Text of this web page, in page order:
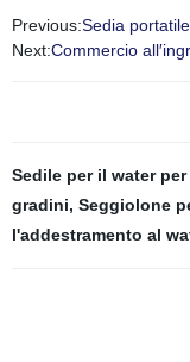
Previous:Sedia
Next:Commercio
Sedile per il water
gradini, Seggiolone
l'addestramento al